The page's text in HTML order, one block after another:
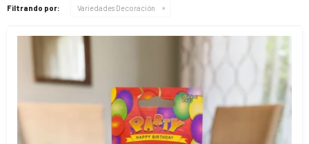
Filtrando por: Variedades Decoración